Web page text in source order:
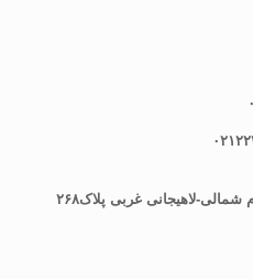
ادرس: تهران-رسالت-۱۶متری دوم شمالی-لاهیجانی غربی پلاک۲۶۸